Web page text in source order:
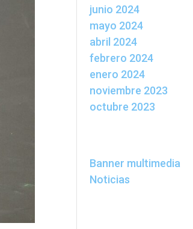
junio 2024
mayo 2024
abril 2024
febrero 2024
enero 2024
noviembre 2023
octubre 2023
Banner multimedia
Noticias